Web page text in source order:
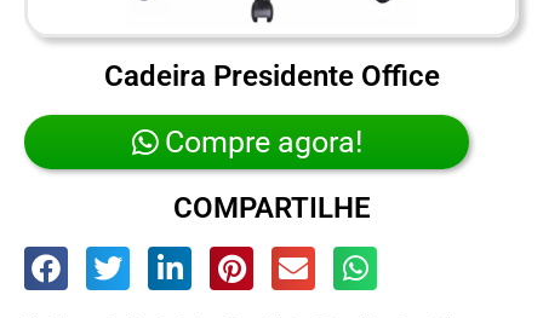
Cadeira Presidente Office
Compre agora!
COMPARTILHE